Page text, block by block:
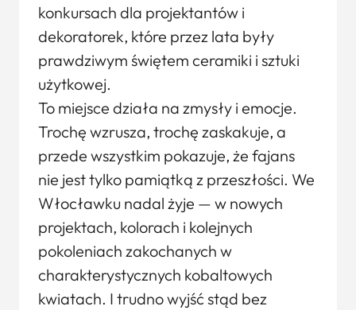
konkursach dla projektantów i
dekoratorek, które przez lata były
prawdziwym świętem ceramiki i sztuki
użytkowej.
To miejsce działa na zmysły i emocje.
Trochę wzrusza, trochę zaskakuje, a
przede wszystkim pokazuje, że fajans
nie jest tylko pamiątką z przeszłości. We
Włocławku nadal żyje — w nowych
projektach, kolorach i kolejnych
pokoleniach zakochanych w
charakterystycznych kobaltowych
kwiatach. I trudno wyjść stąd bez